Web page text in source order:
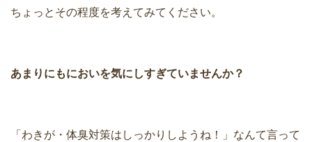
ちょっとその程度を考えてみてください。
あまりにもにおいを気にしすぎていませんか？
「わきが・体臭対策はしっかりしようね！」なんて言って